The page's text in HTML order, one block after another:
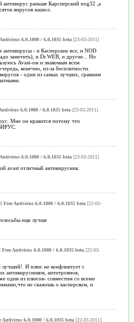
раньше Карсперский nog32 ,а
вирусов нашол.
6.0.1000 / 6.0.1035 beta[23-03-2011]
антивирусы - и Касперские все, и NOD
заметить), и Dr.WEB, и другие... Но
Avast-ом и знакомым всем
конечно, из-за бесплатности.
- один из самых лучших, сравним
6.0.1000 / 6.0.1035 beta[23-03-2011]
Мне он нравится потому что
6.0.1000 / 6.0.1035 beta[23-03-2011]
avast отличный антивирусник.
Free Antivirus 6.0.1000 / 6.0.1035 beta[22-03-
еще лучше
Free Antivirus 6.0.1000 / 6.0.1035 beta[22-03-
лучший!. И плюс не конфликтует с
антивирусников, антитроянов,
один из плюсов- совместим со всеми
не скажешь о касперском, и
Antivirus 6.0.1000 / 6.0.1035 beta[22-03-2011]